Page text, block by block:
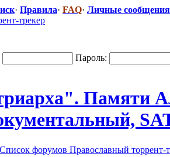
· Правила· FAQ· Личные сообщения
Пароль:
Памяти
​ый,
Список форумов Православный торрент-